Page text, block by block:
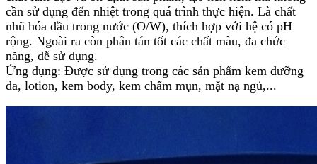
cần sử dụng đến nhiệt trong quá trình thực hiện. Là chất
nhũ hóa dầu trong nước (O/W), thích hợp với hệ có pH
rộng. Ngoài ra còn phân tán tốt các chất màu, đa chức
năng, dễ sử dụng.
Ứng dụng: Được sử dụng trong các sản phẩm kem dưỡng
da, lotion, kem body, kem chấm mụn, mặt nạ ngủ,...